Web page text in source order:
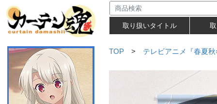
取り扱いタイトル
TOP > テレビアニメ『春夏